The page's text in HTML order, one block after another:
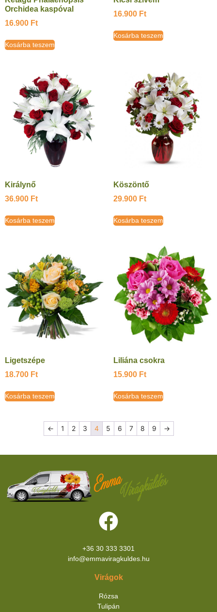
Orchidea kaspóval
16.900 Ft
Kosárba teszem
16.900 Ft
Kosárba teszem
Királynő
36.900 Ft
Kosárba teszem
Köszöntő
29.900 Ft
Kosárba teszem
Ligetszépe
18.700 Ft
Kosárba teszem
Liliána csokra
15.900 Ft
Kosárba teszem
← 1 2 3 4 5 6 7 8 9 →
+36 30 333 3301
info@emmaviragkuldes.hu
Virágok
Rózsa
Tulipán